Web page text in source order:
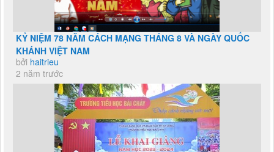
KỶ NIỆM 78 NĂM CÁCH MẠNG THÁNG 8 VÀ NGÀY QUỐC
KHÁNH VIỆT NAM
bởi haitrieu
2 năm trước